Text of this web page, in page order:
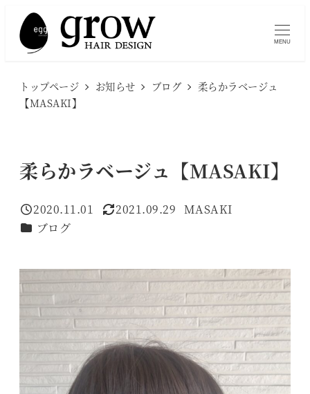
MENU
トップページ お知らせ ブログ
柔らかラベージュ
【MASAKI】
柔らかラベージュ【MASAKI】
投稿日
2020.11.01
更新日
2021.09.29
著
MASAKI
カテゴリー
ブログ